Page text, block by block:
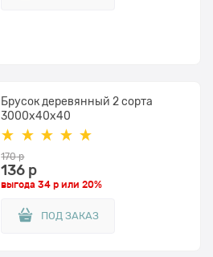
Брусок деревянный 2 сорта
3000x40х40
170 р
136 р
выгода34 р или20%
ПОД ЗАКАЗ